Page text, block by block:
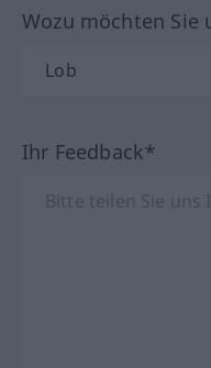
Wozu möchten Sie
Ihr Feedback*